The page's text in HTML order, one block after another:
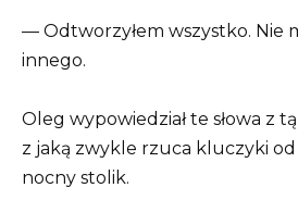
— Odtworzyłem wszystko. Nie
innego.
Oleg wypowiedział te słowa z
z jaką zwykle rzuca kluczyki
nocny stolik.